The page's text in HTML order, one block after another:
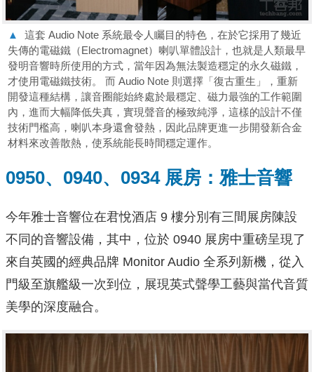
▲
這套 Audio Note 系統最令人矚目的特色，在於它採用了幾近
失傳的電磁鐵（Electromagnet）喇叭單體設計，也就是人類最早
發明音響時所使用的方式，當年因為無法製造穩定的永久磁鐵，
才使用電磁鐵技術。 而 Audio Note 則選擇「復古重生」，重新
開發這種結構，讓音圈能始終處於最穩定、磁力最強的工作範圍
內，進而大幅降低失真，實現聲音的極致純淨，這樣的設計不僅
技術門檻高，喇叭本身還會發熱，因此品牌更進一步開發新合金
材料來改善散熱，使系統能長時間穩定運作。
0950、0940、0934 展房：雅士音響
今年雅士音響位在君悅酒店 9 樓分別有三間展房陳設
不同的音響設備，其中，位於 0940 展房中重磅呈現了
來自英國的經典品牌 Monitor Audio 全系列新機，從入
門級至旗艦級一次到位，展現英式聲學工藝與當代音質
美學的深度融合。